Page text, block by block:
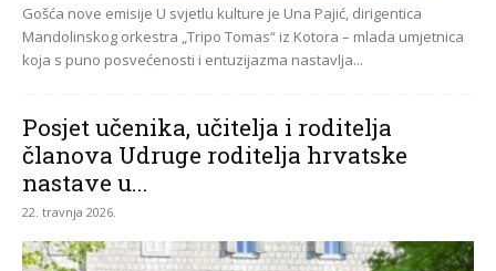
Gošća nove emisije U svjetlu kulture je Una Pajić, dirigentica
Mandolinskog orkestra „Tripo Tomas“ iz Kotora – mlada umjetnica
koja s puno posvećenosti i entuzijazma nastavlja...
Posjet učenika, učitelja i roditelja
članova Udruge roditelja hrvatske
nastave u...
22. travnja 2026.